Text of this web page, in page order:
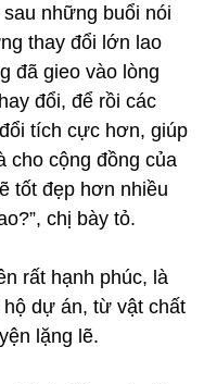
những buổi nói
thay đổi lớn lao
đã gieo vào lòng
đổi, để rồi các
tích cực hơn, giúp
cho cộng đồng của
tốt đẹp hơn nhiều
chị bày tỏ.
rất hạnh phúc, là
dự án, từ vật chất
lặng lẽ.